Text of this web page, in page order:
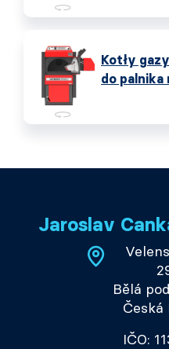
Kotły
do palnika
Jaroslav
Bělá
Česká
IČO: